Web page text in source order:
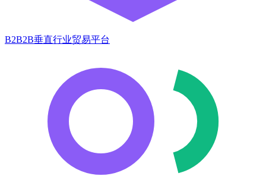
B2B2B垂直行业贸易平台